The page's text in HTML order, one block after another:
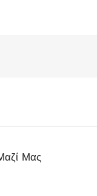
Μας